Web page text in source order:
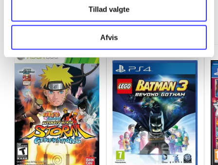
Tillad valgte
Afvis
Minder om